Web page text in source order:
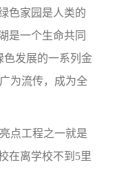
色家园是人类的
是一个生命共同
发展的一系列金
为流传，成为全
点工程之一就是
在离学校不到5里